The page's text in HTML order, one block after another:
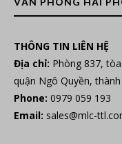
THÔNG TIN LIÊN HỆ
Địa chỉ: Phòng 837,
quận Ngô Quyền,
Phone: 0979 059 193
Email: sales@mlc-